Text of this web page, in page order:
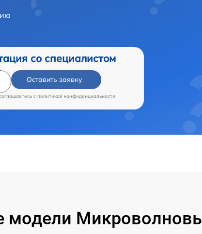
со специалистом
Оставить заявку
c политикой конфиденциальности
модели